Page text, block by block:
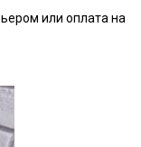
или оплата на